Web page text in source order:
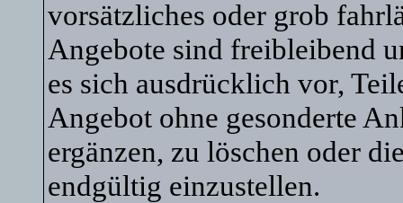
vorsätzliches oder grob
Angebote sind freibleibend
es sich ausdrücklich vor,
Angebot ohne gesonderte
ergänzen, zu löschen oder
endgültig einzustellen.